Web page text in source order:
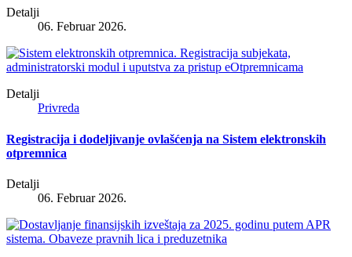
Detalji
06. Februar 2026.
Detalji
Privreda
Registracija i dodeljivanje ovlašćenja na Sistem elektronskih
otpremnica
Detalji
06. Februar 2026.